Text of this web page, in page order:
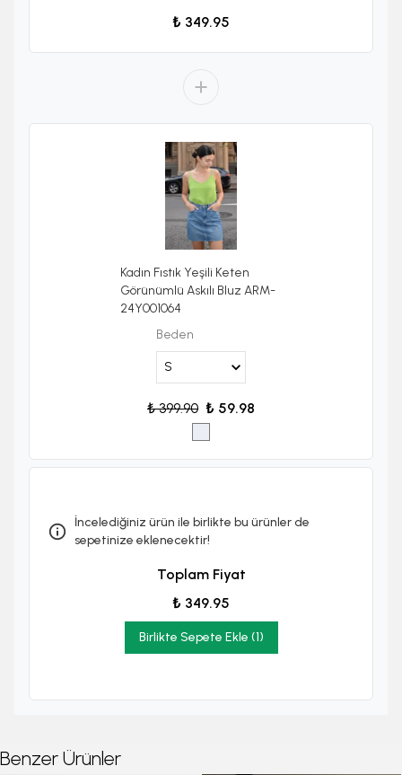
₺ 349.95
Kadın Fıstık Yeşili Keten
Görünümlü Askılı Bluz ARM-
24Y001064
Beden
₺ 399.90 ₺ 59.98
İncelediğiniz ürün ile birlikte bu ürünler de
sepetinize eklenecektir!
Toplam Fiyat
₺ 349.95
Birlikte Sepete Ekle (1)
Benzer Ürünler